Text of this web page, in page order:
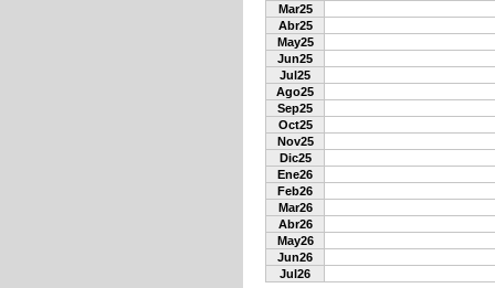
Mar25
Abr25
May25
Jun25
Jul25
Ago25
Sep25
Oct25
Nov25
Dic25
Ene26
Feb26
Mar26
Abr26
May26
Jun26
Jul26